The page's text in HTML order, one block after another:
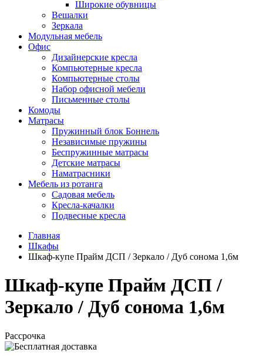
Широкие обувницы
Вешалки
Зеркала
Модульная мебель
Офис
Дизайнерские кресла
Компьютерные кресла
Компьютерные столы
Набор офисной мебели
Письменные столы
Комоды
Матрасы
Пружинный блок Боннель
Независимые пружины
Беспружинные матрасы
Детские матрасы
Наматрасники
Мебель из ротанга
Садовая мебель
Кресла-качалки
Подвесные кресла
Главная
Шкафы
Шкаф-купе Прайм ДСП / Зеркало / Дуб сонома 1,6м
Шкаф-купе Прайм ДСП /
Зеркало / Дуб сонома 1,6м
Рассрочка